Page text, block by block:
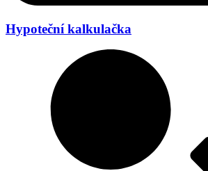
Hypoteční kalkulačka